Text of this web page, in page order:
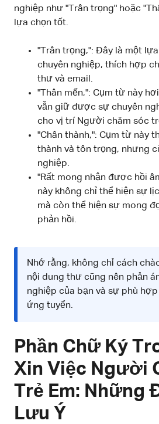
nghiệp như "Trân trọng" hoặc
lựa chọn tốt.
"Trân trọng,": Đây là một
chuyên nghiệp, thích hợp
thư và email.
"Thân mến,": Cụm từ này
vẫn giữ được sự chuyên
cho vị trí Người chăm sóc
"Chân thành,": Cụm từ này
thành và tôn trọng, nhưng
nghiệp.
"Rất mong nhận được hồi
này không chỉ thể hiện sự
mà còn thể hiện sự mong
phản hồi.
Nhớ rằng, không chỉ cách
nội dung thư cũng nên phản
nghiệp của bạn và sự phù
ứng tuyển.
Phần Chữ Ký
Xin Việc Người
Trẻ Em: Những
Lưu Ý